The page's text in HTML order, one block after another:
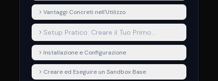
Vantaggi Concreti nell'Utilizzo
Setup Pratico: Creare il Tuo Primo
Sandbox
Installazione e Configurazione
Creare ed Eseguire un Sandbox Base